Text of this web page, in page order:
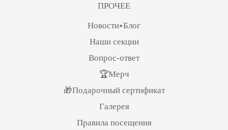
ПРОЧЕЕ
Новости⭑Блог
Наши секции
Вопрос-ответ
🏆Мерч
🎁Подарочный сертификат
Галерея
Правила посещения